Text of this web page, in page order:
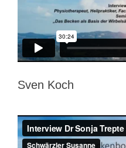
Sven Koch